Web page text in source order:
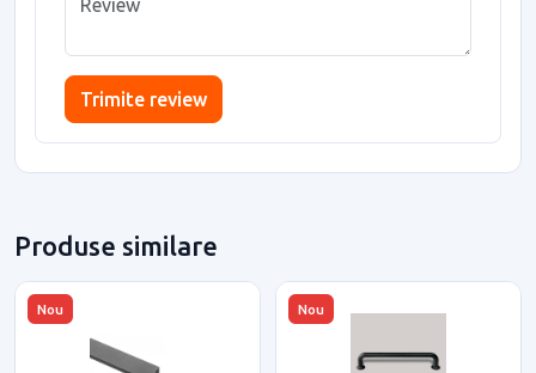
Trimite review
Produse similare
Nou Nou